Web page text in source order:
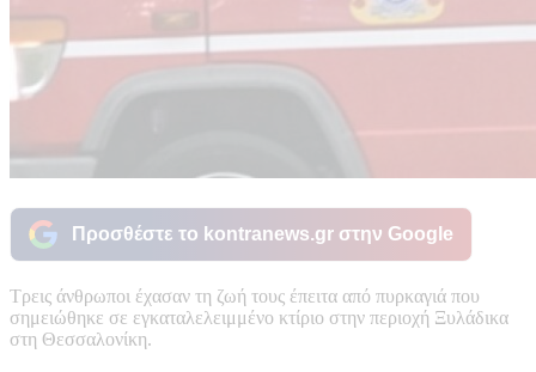
Προσθέστε το kontranews.gr στην Google
Τρεις άνθρωποι έχασαν τη ζωή τους έπειτα από πυρκαγιά που
σημειώθηκε σε εγκαταλελειμμένο κτίριο στην περιοχή Ξυλάδικα
στη Θεσσαλονίκη.